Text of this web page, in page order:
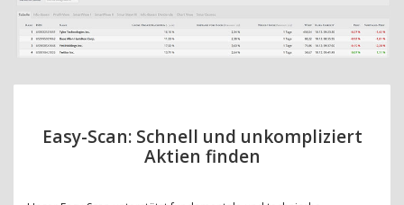
Easy-Scan: Schnell und unkompliziert
Aktien finden